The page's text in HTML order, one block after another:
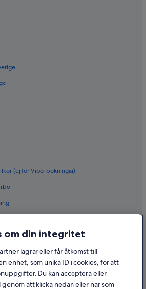
(ej för Vrbo-bokningar)
oss
anmäla innehåll
om din integritet
lagrar eller får åtkomst till
enhet, som unika ID i cookies, för att
Du kan acceptera eller
genom att klicka nedan eller när som